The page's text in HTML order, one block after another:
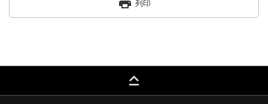
print 列印
keyboard_capslock